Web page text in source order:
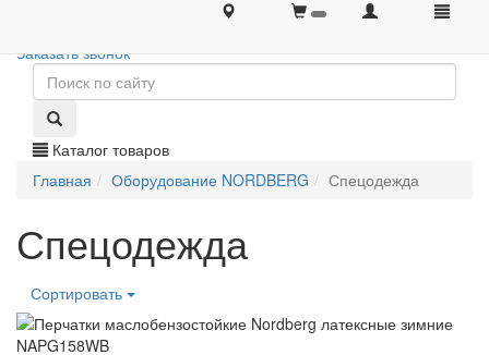
+7 (495) 646-08-66 +7 (495) 646-08-66
Заказать звонок
Каталог товаров
Главная
Оборудование NORDBERG Спецодежда
Спецодежда
Сортировать